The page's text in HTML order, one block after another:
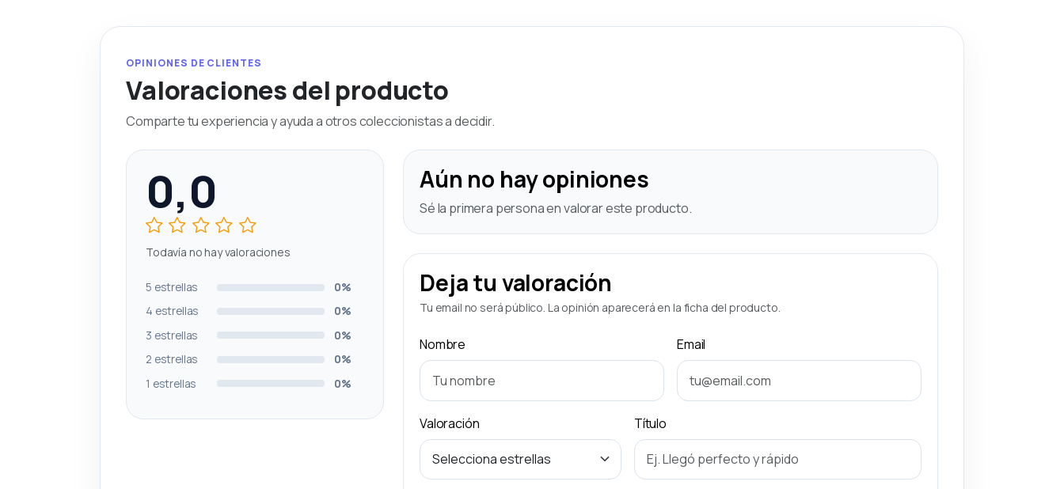
OPINIONES DE CLIENTES
Valoraciones del producto
Comparte tu experiencia y ayuda a otros coleccionistas a decidir.
0,0
Todavía no hay valoraciones
5 estrellas
0%
4 estrellas
0%
3 estrellas
0%
2 estrellas
0%
1 estrellas
0%
Aún no hay opiniones
Sé la primera persona en valorar este producto.
Deja tu valoración
Tu email no será público. La opinión aparecerá en la ficha del producto.
Nombre Email
Valoración Título